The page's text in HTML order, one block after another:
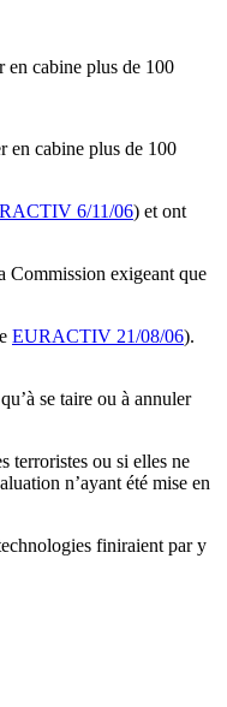
en cabine plus de 100
en cabine plus de 100
6/11/06) et ont
Commission exigeant que
EURACTIV 21/08/06).
se taire ou à annuler
terroristes ou si elles ne
n’ayant été mise en
finiraient par y